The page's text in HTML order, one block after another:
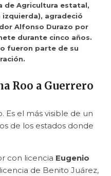
de Agricultura estatal,
izquierda), agradeció
Alfonso Durazo por
durante cinco años.
fueron parte de su
Roo a Guerrero
Es el más visible de un
de los estados donde
con licencia Eugenio
de Benito Juárez,